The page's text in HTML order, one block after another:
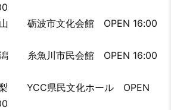
砺波市文化会館 OPEN 16:00
糸魚川市民会館 OPEN 16:00
YCC県民文化ホール OPEN